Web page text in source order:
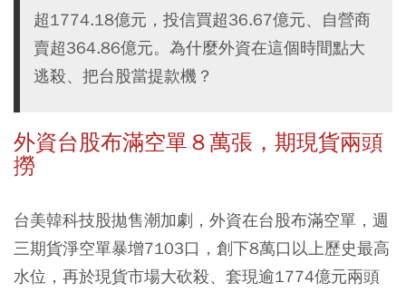
超1774.18億元，投信買超36.67億元、自營商
賣超364.86億元。為什麼外資在這個時間點大
逃殺、把台股當提款機？
外資台股布滿空單８萬張，期現貨兩頭
撈
台美韓科技股拋售潮加劇，外資在台股布滿空單，週
三期貨淨空單暴增7103口，創下8萬口以上歷史最高
水位，再於現貨市場大砍殺、套現逾1774億元兩頭